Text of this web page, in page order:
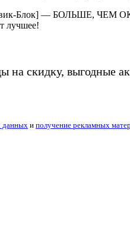
Блок] — БОЛЬШЕ, ЧЕМ
лучшее!
на скидку, выгодные
данных и получение рекламных